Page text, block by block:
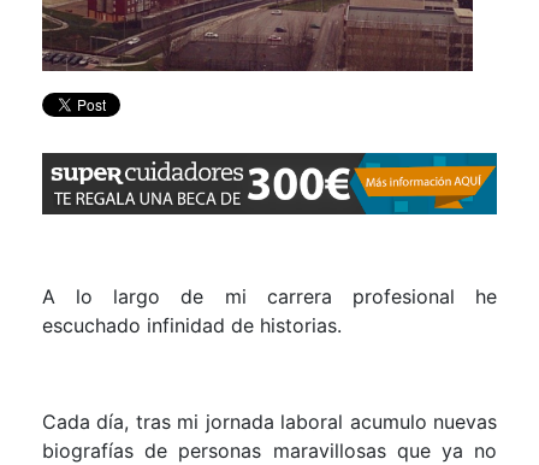
A lo largo de mi carrera profesional he
escuchado infinidad de historias.
Cada día, tras mi jornada laboral acumulo nuevas
biografías de personas maravillosas que ya no